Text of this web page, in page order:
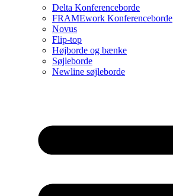
Delta Konferenceborde
FRAMEwork Konferenceborde
Novus
Flip-top
Højborde og bænke
Søjleborde
Newline søjleborde